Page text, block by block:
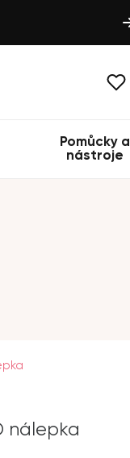
Pomůcky a
nástroje
nálepka